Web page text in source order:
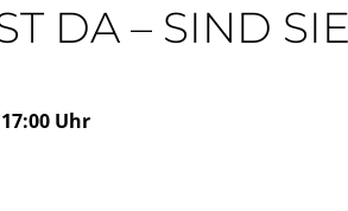
DA – SIND
Uhr